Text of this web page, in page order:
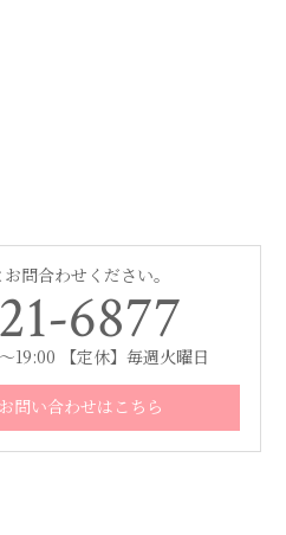
問合わせください。
6877
19:00 【定休】毎週火曜日
問い合わせはこちら